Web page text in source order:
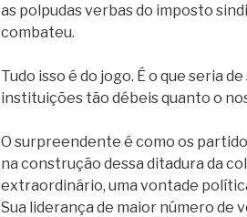
as polpudas verbas do imposto
combateu.
Tudo isso é do jogo. É o que seria
instituições tão débeis quanto o
O surpreendente é como os
na construção dessa ditadura da
extraordinário, uma vontade
Sua liderança de maior número de